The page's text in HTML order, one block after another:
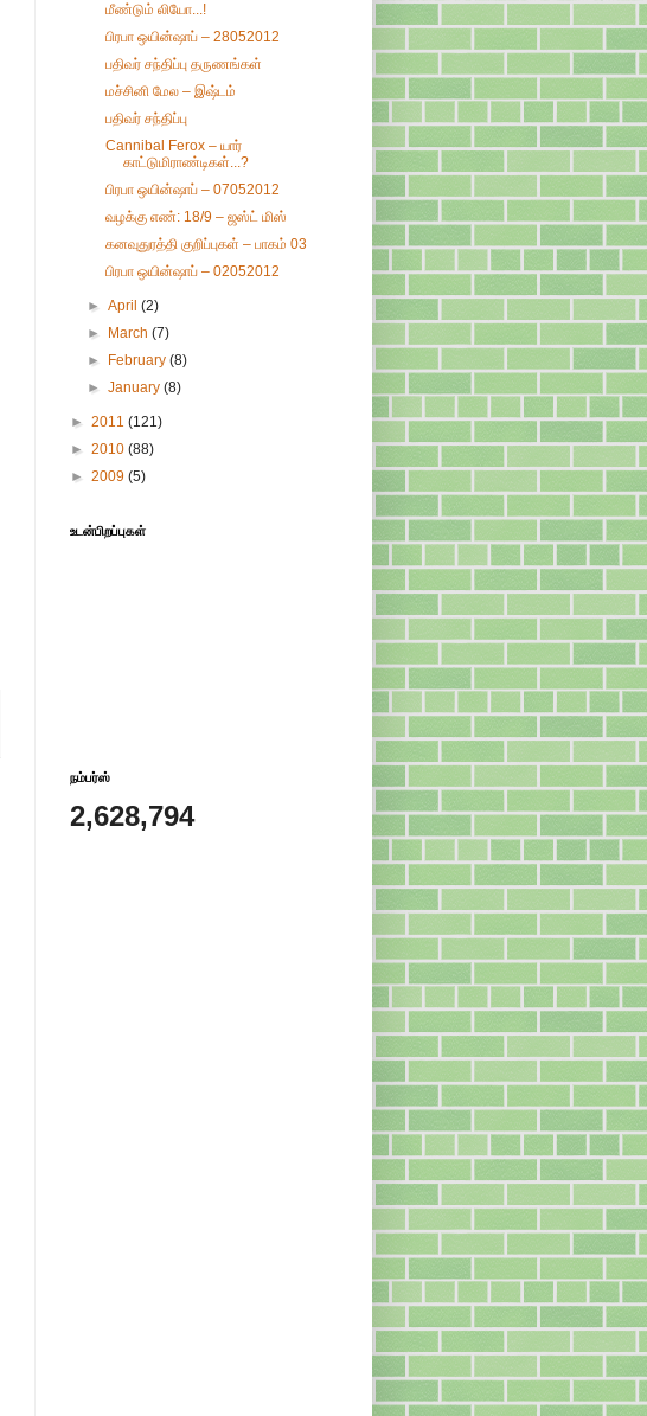
மீண்டும் லியோ...!
பிரபா ஒயின்ஷாப் – 28052012
பதிவர் சந்திப்பு தருணங்கள்
மச்சினி மேல – இஷ்டம்
பதிவர் சந்திப்பு
Cannibal Ferox – யார்
காட்டுமிராண்டிகள்...?
பிரபா ஒயின்ஷாப் – 07052012
வழக்கு எண்: 18/9 – ஜஸ்ட் மிஸ்
கனவுதுரத்தி குறிப்புகள் – பாகம் 03
பிரபா ஒயின்ஷாப் – 02052012
►April(2)
►
March(7)
►
February(8)
►January(8)
► 2011 (121)
► 2010 (88)
► 2009 (5)
உடன்பிறப்புகள்
நம்பர்ஸ்
2,628,794